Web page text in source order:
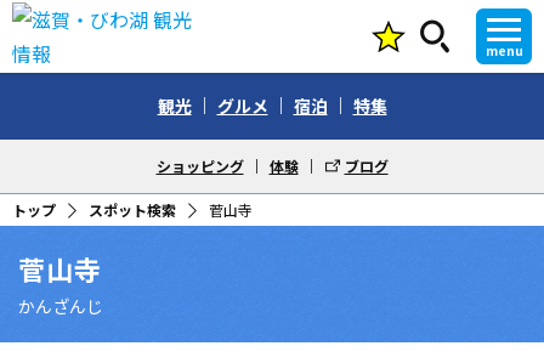
menu
観光 グルメ 宿泊 特集
ショッピング 体験 ブログ
トップ スポット検索 菅山寺
菅山寺
かんざんじ